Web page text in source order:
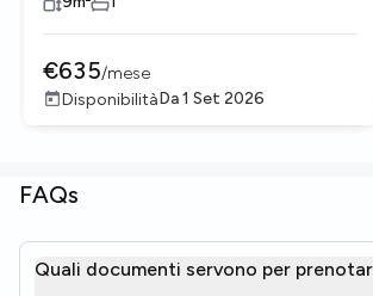
€635/mese
DisponibilitàDa1 Set 2026
FAQs
Quali documenti servono per